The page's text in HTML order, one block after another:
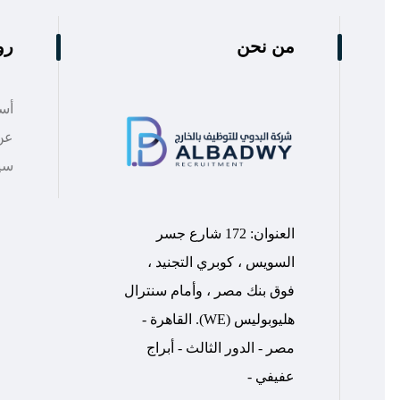
من نحن
العنوان: 172 شارع جسر
السويس ، كوبري التجنيد ،
فوق بنك مصر ، وأمام سنترال
هليوبوليس (WE). القاهرة -
مصر - الدور الثالث - أبراج
عفيفي -